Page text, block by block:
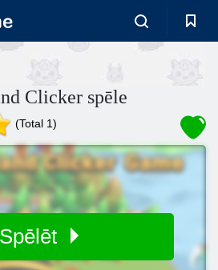
Clicker spēle
(Total 1)
Spēlēt